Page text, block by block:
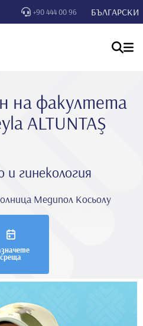
+90 444 00 96 БЪЛГАРСКИ
на факултета
ALTUNTAŞ
гинекология
Медипол Косьолу
среща